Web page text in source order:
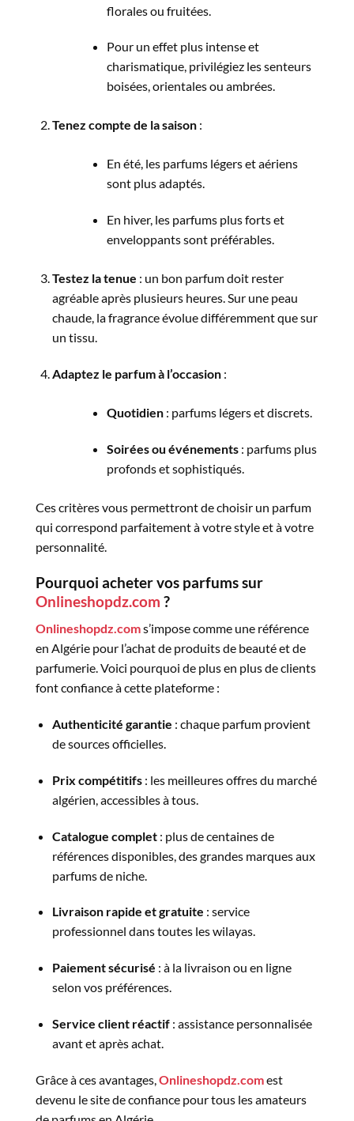
florales ou fruitées.
Pour un effet plus intense et
charismatique, privilégiez les senteurs
boisées, orientales ou ambrées.
Tenez compte de la saison:
En été, les parfums légers et aériens
sont plus adaptés.
En hiver, les parfums plus forts et
enveloppants sont préférables.
Testez la tenue : un bon parfum doit rester
agréable après plusieurs heures. Sur une peau
chaude, la fragrance évolue différemment que sur
un tissu.
Adaptez le parfum à l’occasion:
Quotidien: parfums légers et discrets.
Soirées ou événements: parfums plus
profonds et sophistiqués.
Ces critères vous permettront de choisir un parfum
qui correspond parfaitement à votre style et à votre
personnalité.
Pourquoi acheter vos parfums sur
Onlineshopdz.com ?
Onlineshopdz.coms’impose comme une référence
en Algérie pour l’achat de produits de beauté et de
parfumerie. Voici pourquoi de plus en plus de clients
font confiance à cette plateforme :
Authenticité garantie : chaque parfum provient
de sources officielles.
Prix compétitifs: les meilleures offres du marché
algérien, accessibles à tous.
Catalogue complet: plus de centaines de
références disponibles, des grandes marques aux
parfums de niche.
Livraison rapide et gratuite : service
professionnel dans toutes les wilayas.
Paiement sécurisé : à la livraison ou en ligne
selon vos préférences.
Service client réactif: assistance personnalisée
avant et après achat.
Grâce à ces avantages, Onlineshopdz.comest
devenu le site de confiance pour tous les amateurs